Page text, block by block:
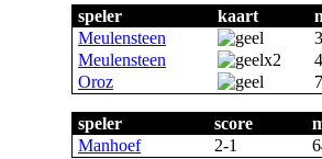
speler kaart
Meulensteen
Meulensteen
Oroz
speler score
Manhoef
2-1